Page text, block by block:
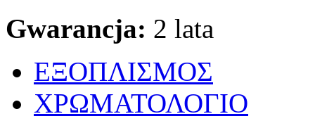
Gwarancja: 2 lata
ΕΞΟΠΛΙΣΜΟΣ
ΧΡΩΜΑΤΟΛΟΓΙΟ